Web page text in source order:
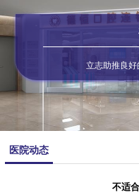
立志助推良
医院动态
不适